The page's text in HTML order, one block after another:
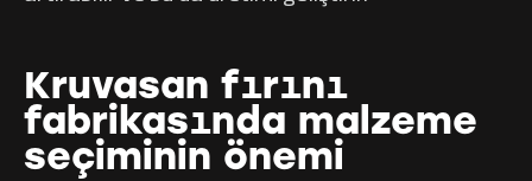
Kruvasan fırını
fabrikasında malzeme
seçiminin önemi